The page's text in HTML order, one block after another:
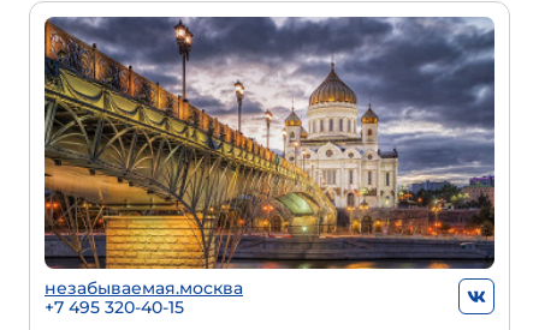
незабываемая.москва
+7 495 320-40-15